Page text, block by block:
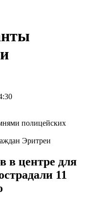
Эритреи
в центре для
11